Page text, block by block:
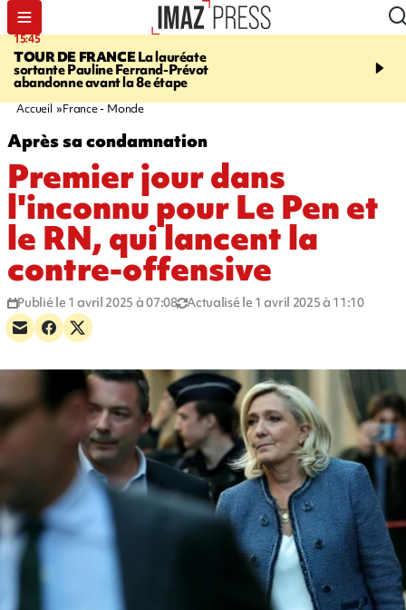
15:45
TOUR DE FRANCELa lauréate
sortante Pauline Ferrand-Prévot
abandonne avant la 8e étape
20:17
routière, concours de
Accueil France - Monde
Après sa condamnation
Premier jour dans
l'inconnu pour Le Pen et
le RN, qui lancent la
contre-offensive
Publié le 1 avril 2025 à 07:08 Actualisé le 1 avril 2025 à 11:10